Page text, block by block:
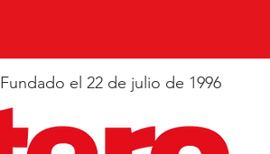
Fundado el 22 de julio de 1996